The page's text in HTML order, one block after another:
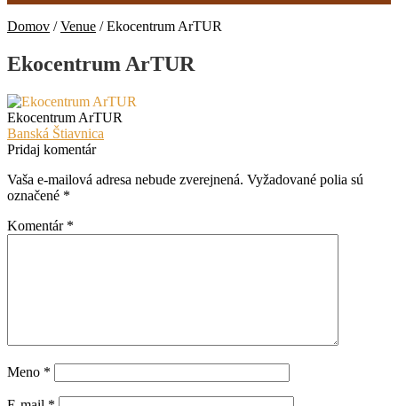
Domov /Venue /Ekocentrum ArTUR
Ekocentrum ArTUR
Ekocentrum ArTUR
Navigácia
v
článku
Predchádzajúci
článok:
Banská Štiavnica
Pridaj komentár
Vaša e-mailová adresa nebude zverejnená. Vyžadované polia sú
označené *
Komentár *
Meno *